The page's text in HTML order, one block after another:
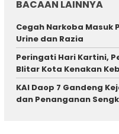
BACAAN LAINNYA
Cegah Narkoba Masuk
Urine dan Razia
Peringati Hari Kartini,
Blitar Kota Kenakan
KAI Daop 7 Gandeng
dan Penanganan